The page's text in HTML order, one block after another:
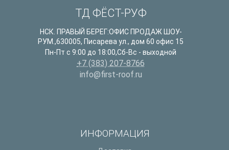
ТД ФЁСТ-РУФ
НСК. ПРАВЫЙ БЕРЕГ:ОФИС ПРОДАЖ ШОУ-
РУМ.,630005, Писарева ул., дом 60 офис 15
Пн-Пт с 9:00 до 18:00,Сб-Вс - выходной
+7 (383) 207-8766
info@first-roof.ru
ИНФОРМАЦИЯ